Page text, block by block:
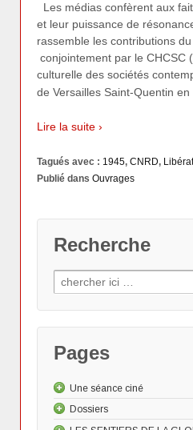
Les médias confèrent aux
et leur puissance de
rassemble les contributions
conjointement par le CHCSC
culturelle des sociétés
de Versailles Saint-Quentin en
Lire la suite ›
Tagués avec : 1945, CNRD,
Publié dans Ouvrages
Recherche
Pages
Une séance ciné
Les "Actus"
Dossiers